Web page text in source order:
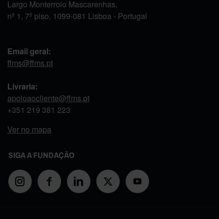
Largo Monterroio Mascarenhas,
nº 1, 7º piso, 1099-081 Lisboa - Portugal
Email geral:
ffms@ffms.pt
Livraria:
apoioaocliente@ffms.pt
+351 219 381 223
Ver no mapa
SIGA A FUNDAÇÃO